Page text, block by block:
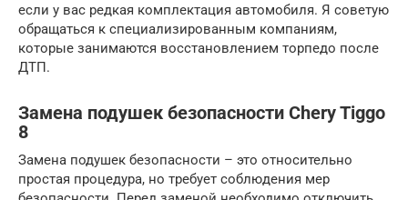
если у вас редкая комплектация автомобиля. Я советую
обращаться к специализированным компаниям,
которые занимаются восстановлением торпедо после
ДТП.
Замена подушек безопасности Chery Tiggo
8
Замена подушек безопасности – это относительно
простая процедура, но требует соблюдения мер